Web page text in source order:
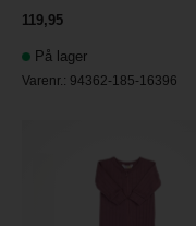
119,95
På lager
Varenr.: 94362-185-16396